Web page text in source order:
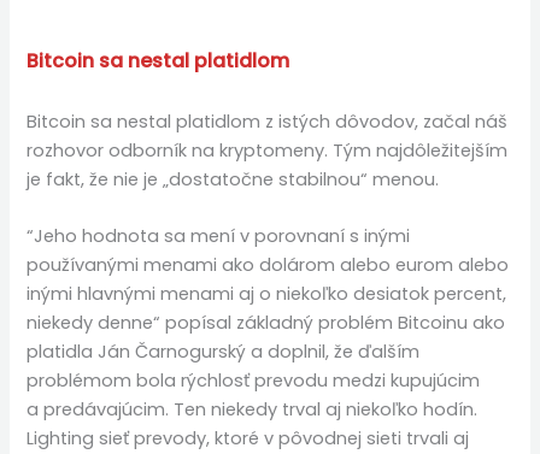
Bitcoin sa nestal platidlom
Bitcoin sa nestal platidlom z istých dôvodov, začal náš
rozhovor odborník na kryptomeny. Tým najdôležitejším
je fakt, že nie je „dostatočne stabilnou“ menou.
“Jeho hodnota sa mení v porovnaní s inými
používanými menami ako dolárom alebo eurom alebo
inými hlavnými menami aj o niekoľko desiatok percent,
niekedy denne“ popísal základný problém Bitcoinu ako
platidla Ján Čarnogurský a doplnil, že ďalším
problémom bola rýchlosť prevodu medzi kupujúcim
a predávajúcim. Ten niekedy trval aj niekoľko hodín.
Lighting sieť prevody, ktoré v pôvodnej sieti trvali aj